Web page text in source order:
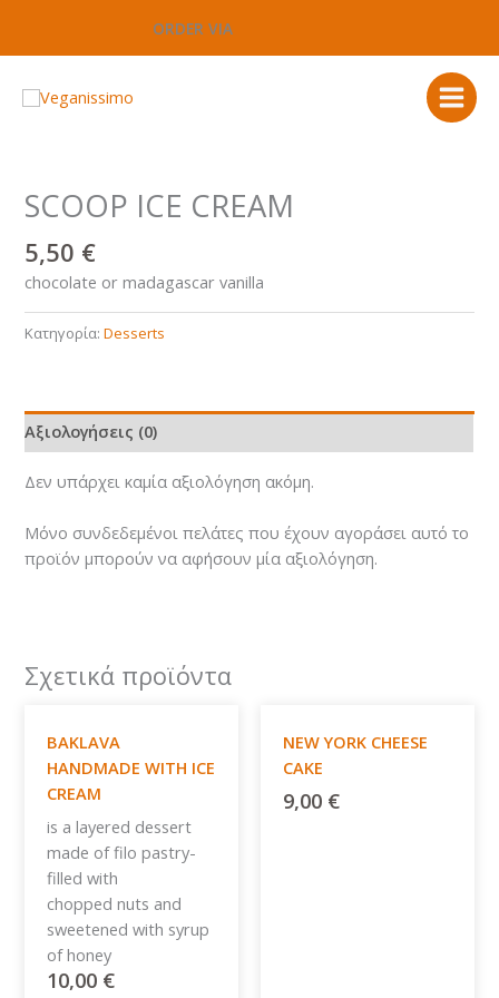
περιεχόμενο
ORDER VIA
SCOOP ICE CREAM
5,50 €
chocolate or madagascar vanilla
Κατηγορία:Desserts
Αξιολογήσεις (0)
Δεν υπάρχει καμία αξιολόγηση ακόμη.
Μόνο συνδεδεμένοι πελάτες που έχουν αγοράσει αυτό το
προϊόν μπορούν να αφήσουν μία αξιολόγηση.
Σχετικά προϊόντα
BAKLAVA
HANDMADE WITH ICE
CREAM
is a layered dessert
made of filo pastry-
filled with
chopped nuts and
sweetened with syrup
of honey
10,00 €
NEW YORK CHEESE
CAKE
9,00 €